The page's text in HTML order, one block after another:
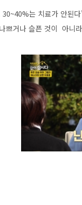
는 치료가 안된
쁘거나 슬픈 것이 아니